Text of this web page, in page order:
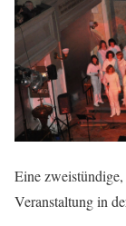
Eine
Veranstaltung in